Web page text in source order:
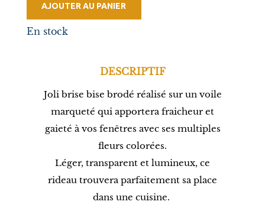
AJOUTER AU PANIER
En stock
DESCRIPTIF
Joli brise bise brodé réalisé sur un voile
marqueté qui apportera fraicheur et
gaieté à vos fenêtres avec ses multiples
fleurs colorées.
Léger, transparent et lumineux, ce
rideau trouvera parfaitement sa place
dans une cuisine.